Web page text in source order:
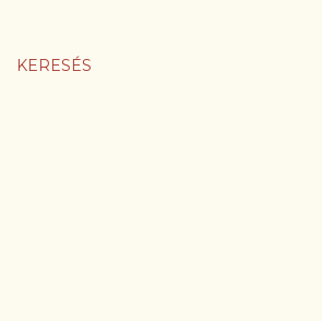
KERESÉS